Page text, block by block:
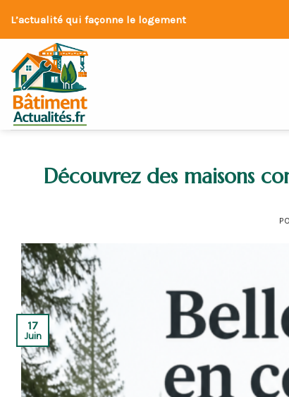
content
L’actualité qui façonne le logement
Découvrez des maisons
17
Juin